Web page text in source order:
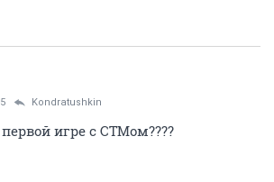
Kondratushkin
игре с СТМом????